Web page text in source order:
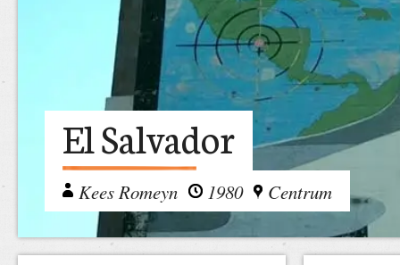
El Salvador
Kees Romeyn 1980 Centrum